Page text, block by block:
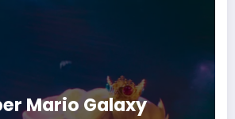
Mario Galaxy